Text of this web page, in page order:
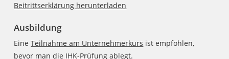
Beitrittserklärung herunterladen
Ausbildung
EineTeilnahme am Unternehmerkurs ist empfohlen,
bevor man die IHK-Prüfung ablegt.